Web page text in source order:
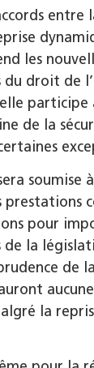
entre
les
droit de
de la
soumise
prestations
pour
la
de
la